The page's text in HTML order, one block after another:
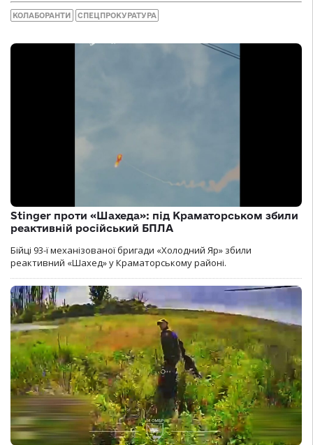
КОЛАБОРАНТИ СПЕЦПРОКУРАТУРА
Stinger проти «Шахеда»: під Краматорськом збили
реактивній російський БПЛА
Бійці 93-ї механізованої бригади «Холодний Яр» збили
реактивний «Шахед» у Краматорському районі.